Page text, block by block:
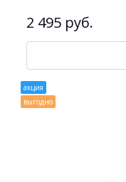
2 495 руб.
акция
выгодно